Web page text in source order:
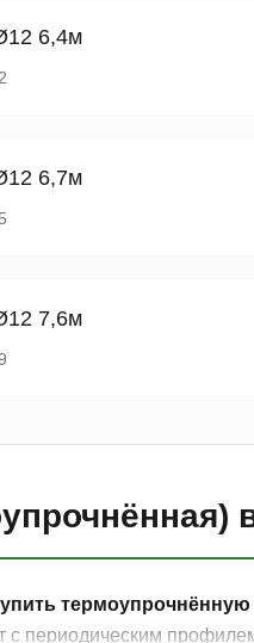
6,4м
6,7м
7,6м
термоупрочнённую
с периодическим